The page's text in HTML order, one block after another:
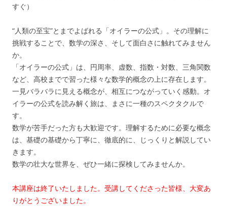
すぐ）
“人類の至宝”とまでよばれる「オイラーの公式」。その理解に
挑戦することで、数学の深さ、そして面白さに触れてみません
か。
「オイラーの公式」は、円周率、虚数、指数・対数、三角関数
など、高校までで習った様々な数学的概念の上に存在します。
一見バラバラに見える概念が、相互につながっていく感動。オ
イラーの公式を読み解く旅は、まさに一種のスペクタクルで
す。
数学が苦手だった方も大歓迎です。理解するために必要な概念
は、基礎の基礎から丁寧に、徹底的に、じっくりと解説してい
きます。
数学の壮大な世界を、ぜひ一緒に探検してみませんか。
本講座は終了いたしました。受講してくださった皆様、大変あ
りがとうございました。